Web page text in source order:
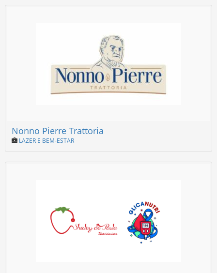
Nonno Pierre Trattoria
LAZER E BEM-ESTAR